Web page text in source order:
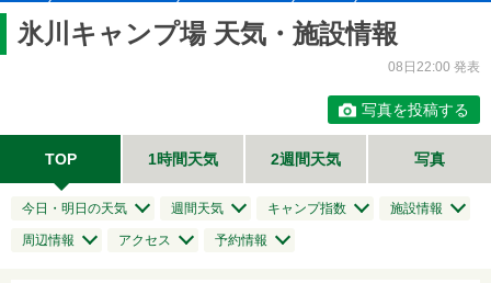
氷川キャンプ場 天気・施設情報
08日22:00 発表
写真を投稿する
TOP 1時間天気 2週間天気 写真
今日・明日の天気 週間天気 キャンプ指数 施設情報
周辺情報 アクセス 予約情報